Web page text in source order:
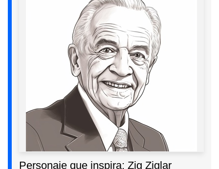
Personaje que inspira: Zig Ziglar